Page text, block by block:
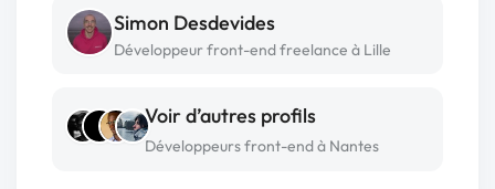
Simon Desdevides
Développeur front-end freelance à Lille
Voir d’autres profils
Développeurs front-end à Nantes